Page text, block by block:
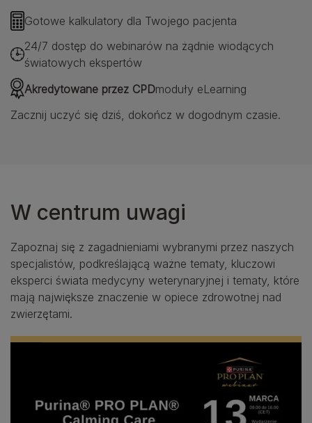
Gotowe kalkulatory dla Twojego pacjenta
24/7 dostęp do webinarów na żądnie wiodących
światowych ekspertów
Akredytowane przez CPDmoduły eLearning
Zacznij uczyć się dziś, dokończ w dogodnym czasie.
W centrum uwagi
Zapoznaj się z zagadnieniami wybranymi przez naszych
specjalistów, podkreślającą ważne tematy, kluczowi
eksperci świata medycyny weterynaryjnej i tematy, które
mają największe znaczenie w opiece zdrowotnej nad
zwierzętami.